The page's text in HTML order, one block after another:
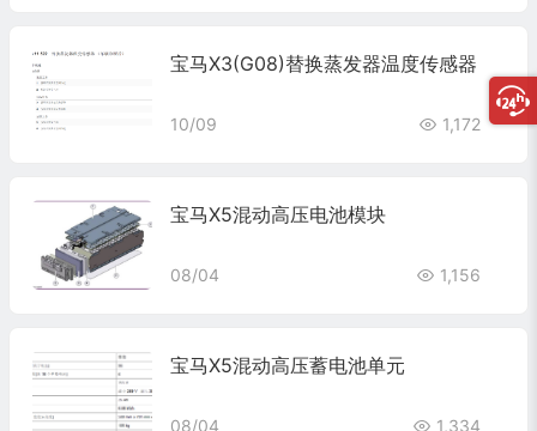
宝马X3(G08)替换蒸发器温度传感器
10/09 1,172
宝马X5混动高压电池模块
08/04 1,156
宝马X5混动高压蓄电池单元
08/04 1,334